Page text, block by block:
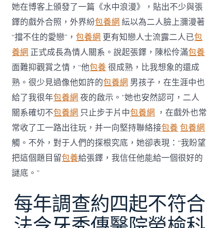
她在博客上頒發了一篇《水中浪漫》，貼出不少與張
鐸的戲外合照，外界紛包養網 紜以為二人臉上瀰漫著
“擋不住的愛戀”，包養網 更有知戀人士流露二人已包
養網 正式成長為情人關系。說起張鐸，陳松伶滿包養
面難抑觀賞之情，“他包養 很成熟，比我想象的還成
熟。很少見過像他如許的包養網 男孩子，在生涯中也
給了我很年包養網 夜的啟示。”她也安然認可，二人
關系確切不包養網 只止步于片中包養網 ，在戲外也常
常收了工一路出往玩，并一向堅持聯絡接包養 包養網
觸。不外，對于人們的探根究底，她卻表現：“我盼望
把這個題目留包養給張鐸，我信任他能給一個很好的
謎底。”
每年調查約四起不符合